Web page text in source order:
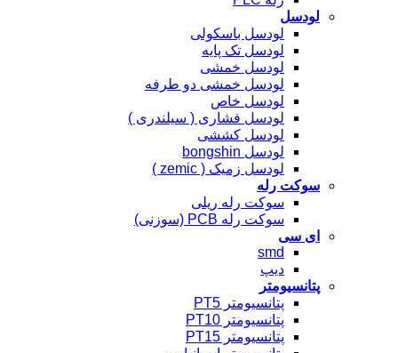
لودسل
لودسل باسکولی
لودسل تک پایه
لودسل خمشی
لودسل خمشی دو طرفه
لودسل خاص
لودسل فشاری ( سیلندری )
لودسل کششی
لودسل bongshin
لودسل زمیک ( zemic )
سوکت رله
سوکت رله ریلی
سوکت رله PCB (سوزنی)
ای سی
smd
دیپ
پتانسیومتر
پتانسیومتر PT5
پتانسیومتر PT10
پتانسیومتر PT15